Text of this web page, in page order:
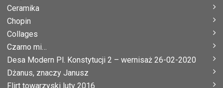
Ceramika
Chopin
Collages
Czarno mi…
Desa Modern Pl. Konstytucji 2 – wernisaż 26-02-2020
Dżanus, znaczy Janusz
Flirt towarzyski luty 2016